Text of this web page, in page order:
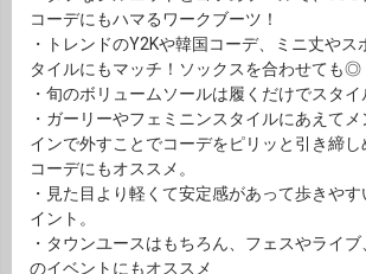
コーデにもハマるワークブーツ！
・トレンドのY2Kや韓国コーデ、ミニ丈やス
タイルにもマッチ！ソックスを合わせても◎
・旬のボリュームソールは履くだけでスタイ
・ガーリーやフェミニンスタイルにあえて
インで外すことでコーデをピリッと引き締し
コーデにもオススメ。
・見た目より軽くて安定感があって歩きや
イント。
・タウンユースはもちろん、フェスやライ
のイベントにもオススメ